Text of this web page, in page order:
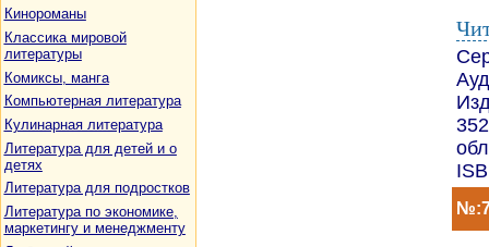
Кинороманы
Классика мировой
литературы
Комиксы, манга
Компьютерная литература
Кулинарная литература
Литература для детей и о
детях
Литература для подростков
Литература по экономике,
маркетингу и менеджменту